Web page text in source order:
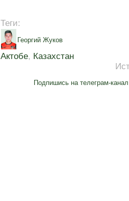
Теги:
Георгий Жуков
Актобе, Казахстан
Подпишись на телеграм-